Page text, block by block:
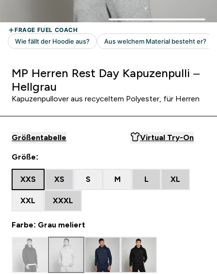
MP Herren Rest Day Kapuzenpulli –
Hellgrau
Kapuzenpullover aus recyceltem Polyester, für Herren
Größentabelle Virtual Try-On
Größe:
XXS XS S M L XL
XXL XXXL
Farbe: Grau meliert